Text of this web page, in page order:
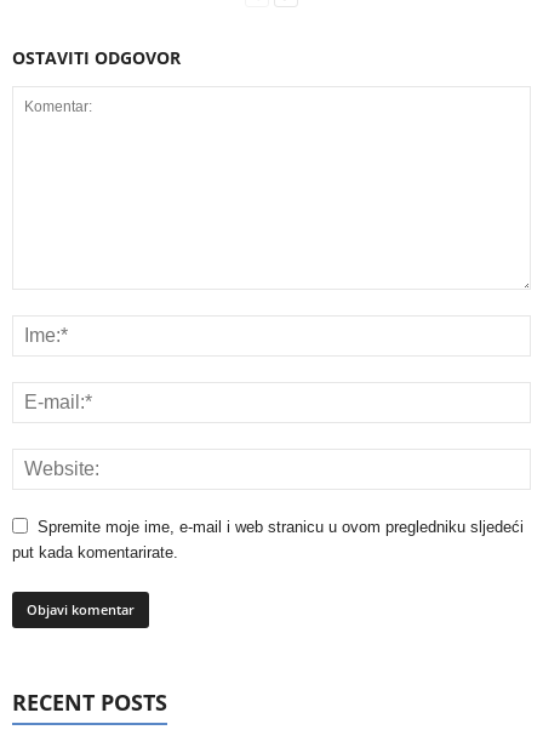
OSTAVITI ODGOVOR
Spremite moje ime, e-mail i web stranicu u ovom pregledniku sljedeći
put kada komentarirate.
RECENT POSTS